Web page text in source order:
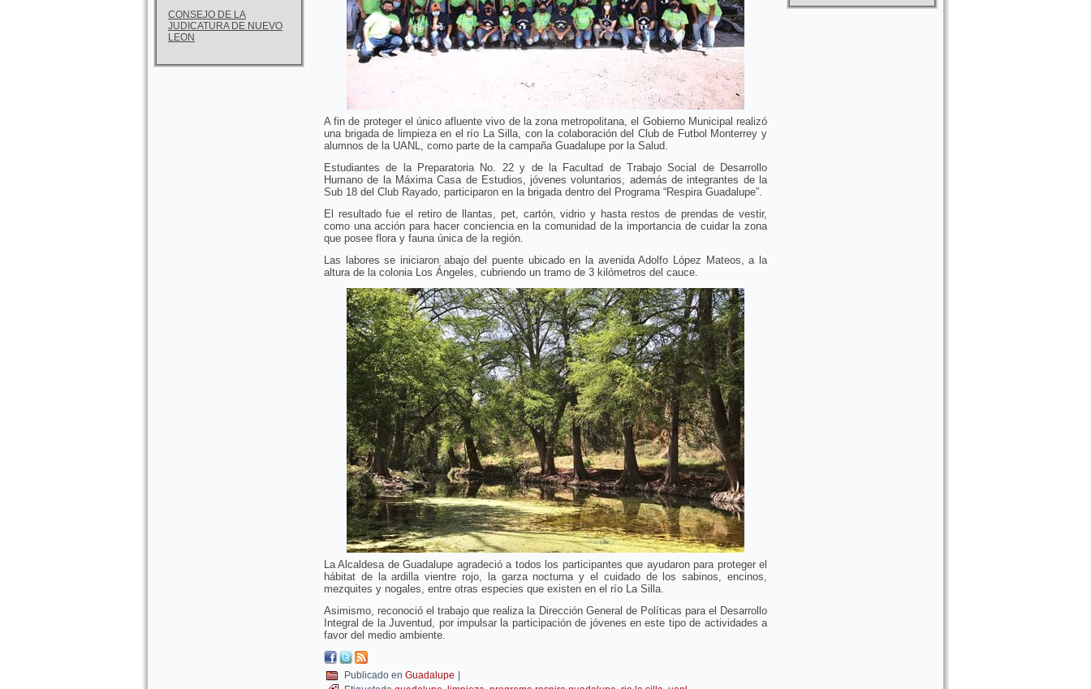
CONSEJO DE LA
JUDICATURA DE NUEVO
LEON
A fin de proteger el único afluente vivo de la zona metropolitana, el Gobierno Municipal realizó
una brigada de limpieza en el río La Silla, con la colaboración del Club de Futbol Monterrey y
alumnos de la UANL, como parte de la campaña Guadalupe por la Salud.
Estudiantes de la Preparatoria No. 22 y de la Facultad de Trabajo Social de Desarrollo
Humano de la Máxima Casa de Estudios, jóvenes voluntarios, además de integrantes de la
Sub 18 del Club Rayado, participaron en la brigada dentro del Programa “Respira Guadalupe”.
El resultado fue el retiro de llantas, pet, cartón, vidrio y hasta restos de prendas de vestir,
como una acción para hacer conciencia en la comunidad de la importancia de cuidar la zona
que posee flora y fauna única de la región.
Las labores se iniciaron abajo del puente ubicado en la avenida Adolfo López Mateos, a la
altura de la colonia Los Ángeles, cubriendo un tramo de 3 kilómetros del cauce.
La Alcaldesa de Guadalupe agradeció a todos los participantes que ayudaron para proteger el
hábitat de la ardilla vientre rojo, la garza nocturna y el cuidado de los sabinos, encinos,
mezquites y nogales, entre otras especies que existen en el río La Silla.
Asimismo, reconoció el trabajo que realiza la Dirección General de Políticas para el Desarrollo
Integral de la Juventud, por impulsar la participación de jóvenes en este tipo de actividades a
favor del medio ambiente.
Publicado en Guadalupe